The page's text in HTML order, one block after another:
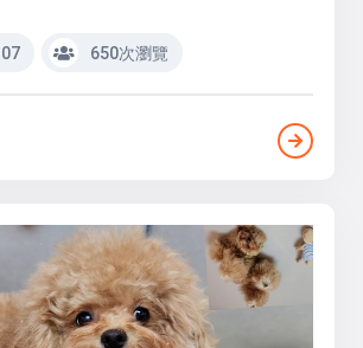
650次瀏覽